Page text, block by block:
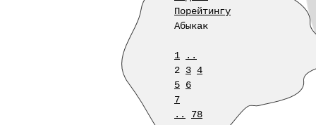
Порейтингу
Абыкак
1
..
2 3 4
5 6
7
..
78